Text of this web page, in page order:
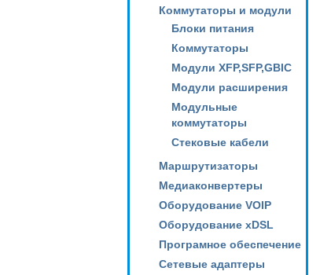
Коммутаторы и модули
Блоки питания
Коммутаторы
Модули XFP,SFP,GBIC
Модули расширения
Модульные
коммутаторы
Стековые кабели
Маршрутизаторы
Медиаконвертеры
Оборудование VOIP
Оборудование xDSL
Програмное обеспечение
Сетевые адаптеры